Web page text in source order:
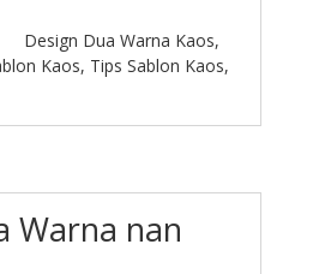
Design Dua Warna Kaos,
Kaos, Tips Sablon Kaos,
Warna nan